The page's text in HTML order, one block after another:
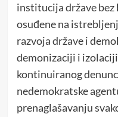
institucija države bez
osuđene na
razvoja države i
demonizaciji i
kontinuiranog
nedemokratske
prenaglašavanju